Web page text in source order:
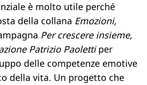
è molto utile perché
della collana Emozioni,
Per crescere insieme,
Patrizio Paolettiper
delle competenze emotive
della vita. Un progetto che